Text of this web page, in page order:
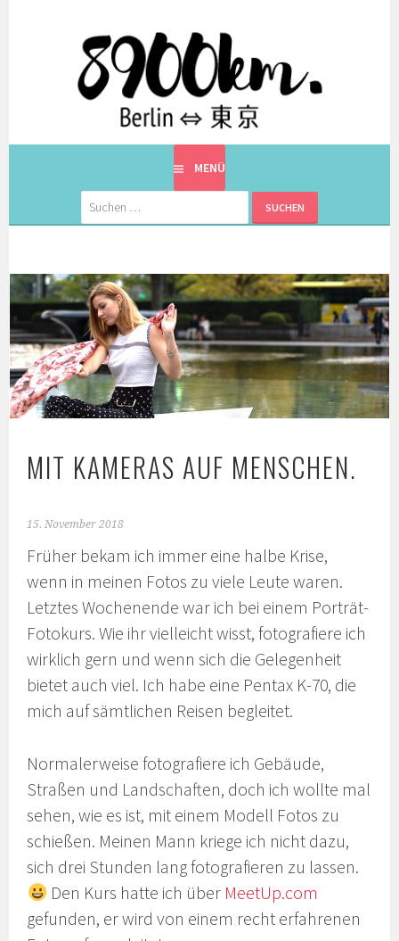
8900KM. BERLIN ⇔ 東京
EINE BERLINERIN IN JAPAN. MIT EINEM JAPANER.
MENÜ
Suchen
nach:
MIT KAMERAS AUF MENSCHEN.
15. November 2018
Früher bekam ich immer eine halbe Krise,
wenn in meinen Fotos zu viele Leute waren.
Letztes Wochenende war ich bei einem Porträt-
Fotokurs. Wie ihr vielleicht wisst, fotografiere ich
wirklich gern und wenn sich die Gelegenheit
bietet auch viel. Ich habe eine Pentax K-70, die
mich auf sämtlichen Reisen begleitet.
Normalerweise fotografiere ich Gebäude,
Straßen und Landschaften, doch ich wollte mal
sehen, wie es ist, mit einem Modell Fotos zu
schießen. Meinen Mann kriege ich nicht dazu,
sich drei Stunden lang fotografieren zu lassen.
Den Kurs hatte ich über MeetUp.com
gefunden, er wird von einem recht erfahrenen